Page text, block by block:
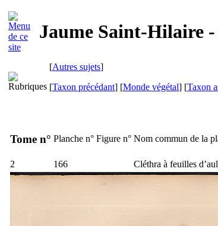
Jaume Saint-Hilaire
[Autres sujets]
[Taxon précédant] [Monde végétal] [Taxon
Tome n° Planche n° Figure n° Nom commun de la
2 166 Cléthra à feuilles